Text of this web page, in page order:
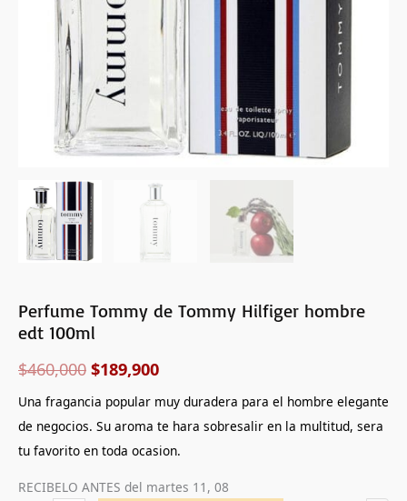
Perfume Tommy de Tommy Hilfiger hombre
edt 100ml
$460,000 $189,900
Una fragancia popular muy duradera para el hombre elegante
de negocios. Su aroma te hara sobresalir en la multitud, sera
tu favorito en toda ocasion.
RECIBELO ANTES del martes 11, 08